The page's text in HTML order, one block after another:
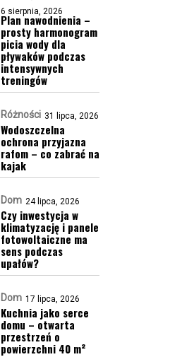
6 sierpnia, 2026
Plan nawodnienia –
prosty harmonogram
picia wody dla
pływaków podczas
intensywnych
treningów
Różności 31 lipca, 2026
Wodoszczelna
ochrona przyjazna
rafom – co zabrać na
kajak
Dom 24 lipca, 2026
Czy inwestycja w
klimatyzację i panele
fotowoltaiczne ma
sens podczas
upałów?
Dom 17 lipca, 2026
Kuchnia jako serce
domu – otwarta
przestrzeń o
powierzchni 40 m²